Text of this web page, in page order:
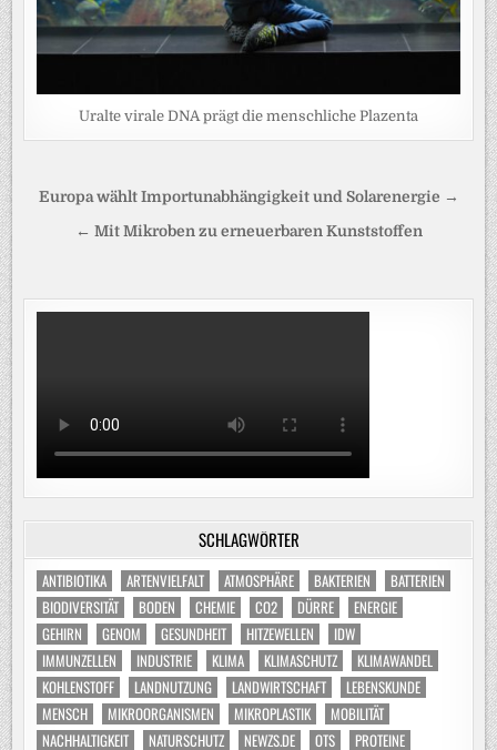
Uralte virale DNA prägt die menschliche Plazenta
Beitragsnavigation
Europa wählt Importunabhängigkeit und Solarenergie →
← Mit Mikroben zu erneuerbaren Kunststoffen
SCHLAGWÖRTER
ANTIBIOTIKA ARTENVIELFALT ATMOSPHÄRE BAKTERIEN
BATTERIEN
BIODIVERSITÄT
BODEN CHEMIE CO2 DÜRRE
ENERGIE
GEHIRN
GENOM GESUNDHEIT HITZEWELLEN
IDW
IMMUNZELLEN
INDUSTRIE KLIMA KLIMASCHUTZ
KLIMAWANDEL
KOHLENSTOFF
LANDNUTZUNG LANDWIRTSCHAFT
LEBENSKUNDE
MENSCH
MIKROORGANISMEN MIKROPLASTIK
MOBILITÄT
NACHHALTIGKEIT
NATURSCHUTZ NEWZS.DE OTS PROTEINE